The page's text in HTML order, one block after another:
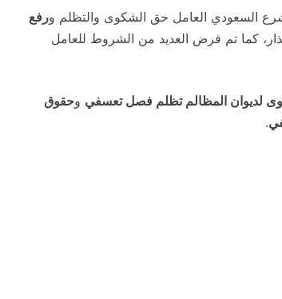
السعودي العامل حق الشكوى والتظلم ورفع
كما تم فرض العديد من الشروط للعامل
لديوان المظالم تظلم فصل تعسفي وحقوق
.